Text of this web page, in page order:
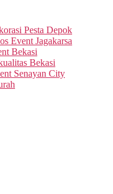
Pesta Depok
Event Jagakarsa
Bekasi
Bekasi
Senayan City